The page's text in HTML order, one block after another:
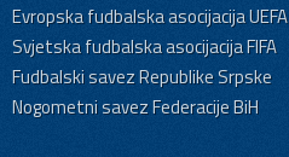
Evropska fudbalska asocijacija UEFA
Svjetska fudbalska asocijacija FIFA
Fudbalski savez Republike Srpske
Nogometni savez Federacije BiH